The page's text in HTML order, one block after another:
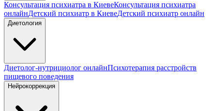
Консультация психиатра в КиевеКонсультация психиатра
онлайнДетский психиатр в КиевеДетский психиатр онлайн
Диетология
Диетолог-нутрициолог онлайнПсихотерапия расстройств
пищевого поведения
Нейрокоррекция